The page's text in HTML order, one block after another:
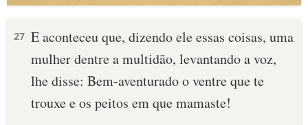
27 E aconteceu que, dizendo ele essas coisas, uma
mulher dentre a multidão, levantando a voz,
lhe disse: Bem-aventurado o ventre que te
trouxe e os peitos em que mamaste!